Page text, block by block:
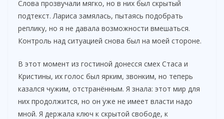
Слова прозвучали мягко, но в них был скрытый
подтекст. Лариса замялась, пытаясь подобрать
реплику, но я не давала возможности вмешаться.
Контроль над ситуацией снова был на моей стороне.
В этот момент из гостиной донесся смех Стаса и
Кристины, их голос был ярким, звонким, но теперь
казался чужим, отстранённым. Я знала: этот мир для
них продолжится, но он уже не имеет власти надо
мной. Я держала ключ к скрытой свободе, к